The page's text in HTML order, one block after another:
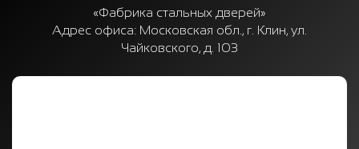
«Фабрика стальных дверей»
Адрес офиса: Московская обл., г. Клин, ул.
Чайковского, д. 103